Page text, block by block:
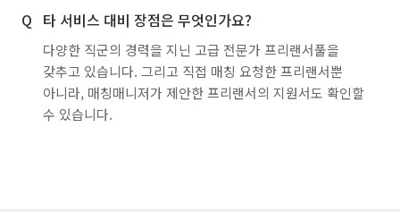
타 서비스 대비 장점은 무엇인가요?
다양한 직군의 경력을 지닌 고급 전문가 프리랜서풀을
갖추고 있습니다. 그리고 직접 매칭 요청한 프리랜서뿐
아니라, 매칭매니저가 제안한 프리랜서의 지원서도 확인할
수 있습니다.